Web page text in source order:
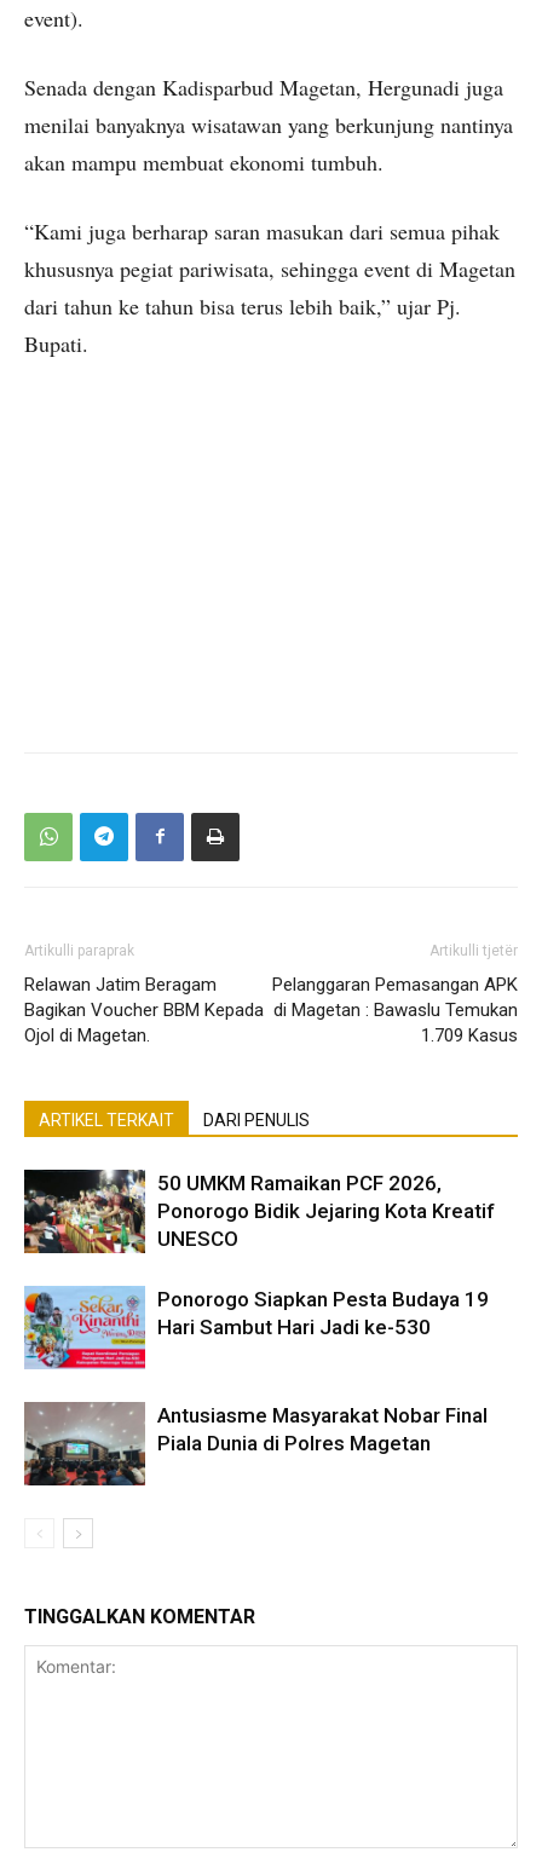
event).
Senada dengan Kadisparbud Magetan, Hergunadi juga
menilai banyaknya wisatawan yang berkunjung nantinya
akan mampu membuat ekonomi tumbuh.
“Kami juga berharap saran masukan dari semua pihak
khususnya pegiat pariwisata, sehingga event di Magetan
dari tahun ke tahun bisa terus lebih baik,” ujar Pj.
Bupati.
Artikulli paraprak
Relawan Jatim Beragam
Bagikan Voucher BBM Kepada
Ojol di Magetan.
Artikulli tjetër
Pelanggaran Pemasangan APK
di Magetan : Bawaslu Temukan
1.709 Kasus
ARTIKEL TERKAIT DARI PENULIS
50 UMKM Ramaikan PCF 2026,
Ponorogo Bidik Jejaring Kota Kreatif
UNESCO
Ponorogo Siapkan Pesta Budaya 19
Hari Sambut Hari Jadi ke-530
Antusiasme Masyarakat Nobar Final
Piala Dunia di Polres Magetan
TINGGALKAN KOMENTAR